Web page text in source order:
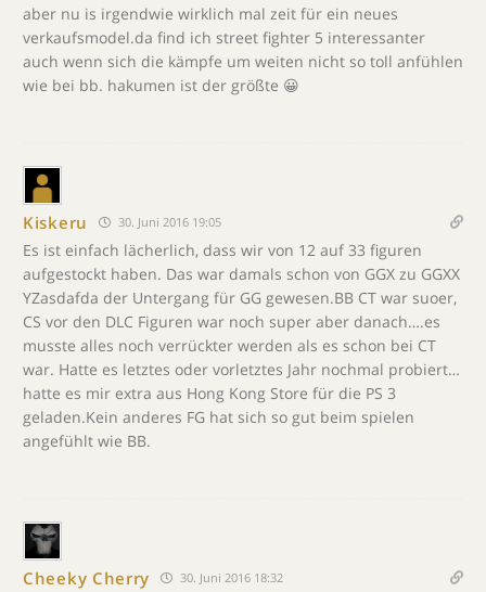
aber nu is irgendwie wirklich mal zeit für ein neues
verkaufsmodel.da find ich street fighter 5 interessanter
auch wenn sich die kämpfe um weiten nicht so toll anfühlen
wie bei bb. hakumen ist der größte 😀
Kiskeru 30. Juni 2016 19:05
Es ist einfach lächerlich, dass wir von 12 auf 33 figuren
aufgestockt haben. Das war damals schon von GGX zu GGXX
YZasdafda der Untergang für GG gewesen.BB CT war suoer,
CS vor den DLC Figuren war noch super aber danach….es
musste alles noch verrückter werden als es schon bei CT
war. Hatte es letztes oder vorletztes Jahr nochmal probiert…
hatte es mir extra aus Hong Kong Store für die PS 3
geladen.Kein anderes FG hat sich so gut beim spielen
angefühlt wie BB.
Cheeky Cherry 30. Juni 2016 18:32